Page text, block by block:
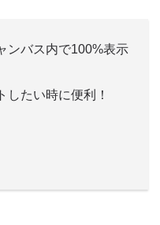
ンバス内で100%表示
したい時に便利！